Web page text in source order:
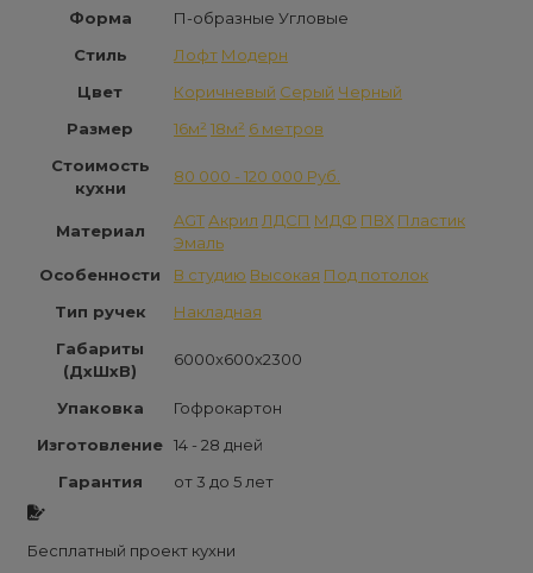
Форма
П-образные Угловые
Стиль
Лофт Модерн
Цвет
Коричневый Серый Черный
Размер
16м² 18м² 6 метров
Стоимость
кухни
80 000 - 120 000 Руб.
Материал
AGT Акрил ЛДСП МДФ ПВХ Пластик
Эмаль
Особенности
В студию Высокая Под потолок
Тип ручек
Накладная
Габариты
(ДxШxВ)
6000x600x2300
Упаковка
Гофрокартон
Изготовление 14 - 28 дней
Гарантия
от 3 до 5 лет
Бесплатный проект кухни